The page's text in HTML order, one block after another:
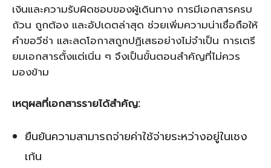
เงินและความรับผิดชอบของผู้เดินทาง การมีเอกสารครบ
ถ้วน ถูกต้อง และอัปเดตล่าสุด ช่วยเพิ่มความน่าเชื่อถือให้
คำขอวีซ่า และลดโอกาสถูกปฏิเสธอย่างไม่จำเป็น การเตรี
ยมเอกสารตั้งแต่เนิ่น ๆ จึงเป็นขั้นตอนสำคัญที่ไม่ควร
มองข้าม
เหตุผลที่เอกสารรายได้สำคัญ:
ยืนยันความสามารถจ่ายค่าใช้จ่ายระหว่างอยู่ในเชง
เก้น